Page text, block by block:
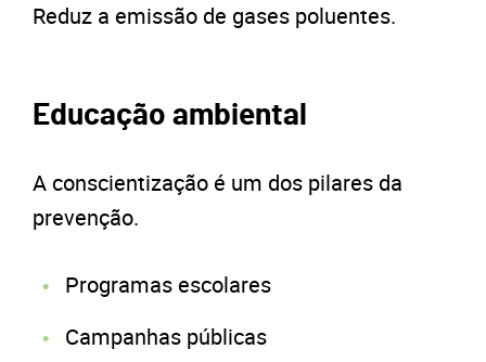
Reduz a emissão de gases poluentes.
Educação ambiental
A conscientização é um dos pilares da
prevenção.
Programas escolares
Campanhas públicas